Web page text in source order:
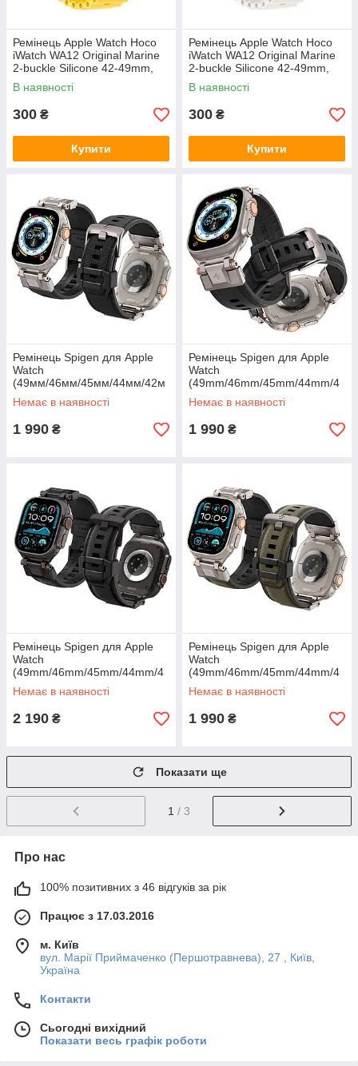
Ремінець Apple Watch Hoco
iWatch WA12 Original Marine
2-buckle Silicone 42-49mm,
Yellow (789532)
В наявності
300 ₴
Купити
Ремінець Apple Watch Hoco
iWatch WA12 Original Marine
2-buckle Silicone 42-49mm,
White (789518)
В наявності
300 ₴
Купити
Ремінець Spigen для Apple
Watch
(49мм/46мм/45мм/44мм/42м
м) - DuraPro Armor Band,
Black (AMP06065)
Немає в наявності
1 990 ₴
Ремінець Spigen для Apple
Watch
(49mm/46mm/45mm/44mm/4
2mm) - DuraPro Armor, Black
(AMP07591)
Немає в наявності
1 990 ₴
Ремінець Spigen для Apple
Watch
(49mm/46mm/45mm/44mm/4
2mm) - DuraPro Armor Metal
Connector, Black (AMP09229)
Немає в наявності
2 190 ₴
Ремінець Spigen для Apple
Watch
(49mm/46mm/45mm/44mm/4
2mm) - DuraPro Armor,
Military Green (AMP09102)
Немає в наявності
1 990 ₴
Показати ще
1 / 3
Про нас
100% позитивних з 46 відгуків за рік
Працює з 17.03.2016
м. Київ
вул. Марії Приймаченко (Першотравнева), 27 , Київ,
Україна
Контакти
Сьогодні вихідний
Показати весь графік роботи